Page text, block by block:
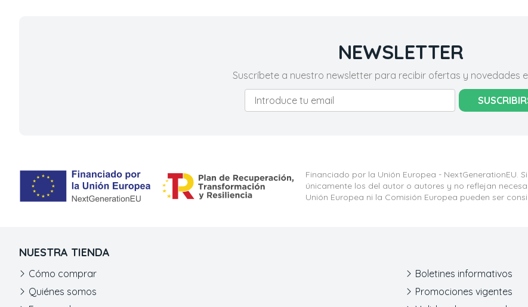
NEWSLETTER
Suscríbete a nuestro newsletter para recibir ofertas y novedades
Financiado por la Unión Europea - NextGenerationEU.
únicamente los del autor o autores y no reflejan
Unión Europea ni la Comisión Europea pueden ser
NUESTRA TIENDA
Cómo comprar
Quiénes somos
Boletines informativos
Promociones vigentes